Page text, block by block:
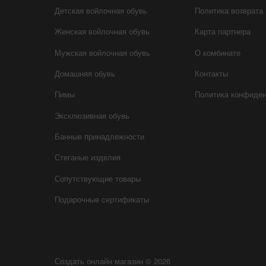
Детская войлочная обувь
Женская войлочная обувь
Мужская войлочная обувь
Домашняя обувь
Пимы
Эксклюзивная обувь
Банные принадлежности
Стеганые изделия
Сопутствующие товары
Подарочные сертификаты
Политика возврата
Карта партнера
О комбинате
Контакты
Политика
Создать онлайн магазин © 2026